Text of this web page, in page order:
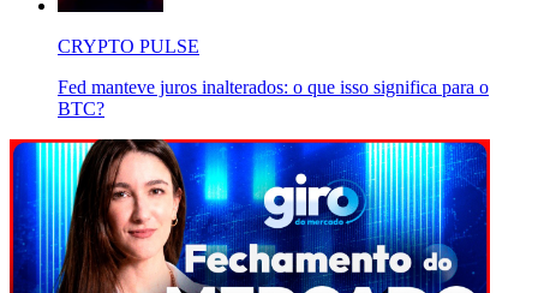
CRYPTO PULSE
Fed manteve juros inalterados: o que isso significa para o
BTC?